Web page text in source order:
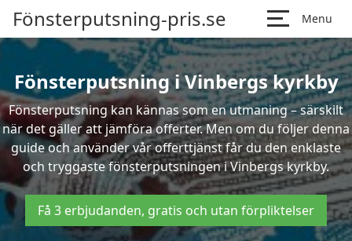
Fönsterputsning-pris.se Menu
Fönsterputsning i Vinbergs kyrkby
Fönsterputsning kan kännas som en utmaning – särskilt
när det gäller att jämföra offerter. Men om du följer denna
guide och använder vår offerttjänst får du den enklaste
och tryggaste fönsterputsningen i Vinbergs kyrkby.
Få 3 erbjudanden, gratis och utan förpliktelser